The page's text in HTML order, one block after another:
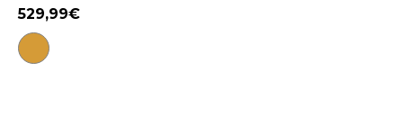
529,99